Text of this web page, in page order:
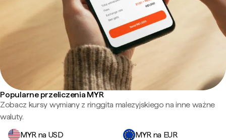
Popularne przeliczenia MYR
Zobacz kursy wymiany z ringgita malezyjskiego na inne ważne
waluty.
MYR na USD
MYR na EUR